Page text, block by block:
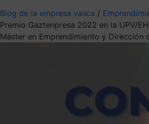
Blog de la empresa vasca /
Premio Gaztenpresa 2022 en la UPV/
Máster en Emprendimiento y Dirección